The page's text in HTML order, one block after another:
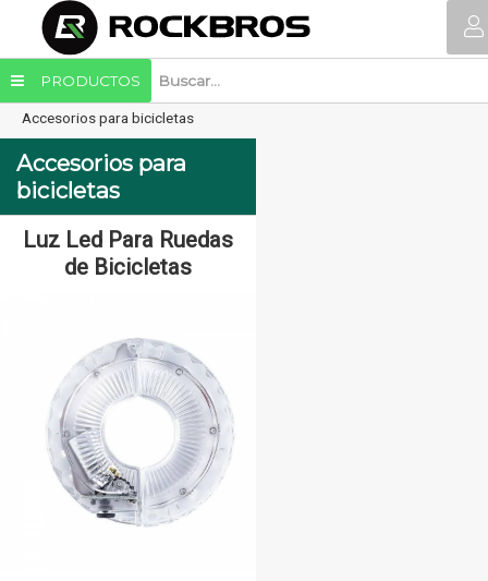
PRODUCTOS
Accesorios para bicicletas
Accesorios para
bicicletas
Luz Led Para Ruedas
de Bicicletas